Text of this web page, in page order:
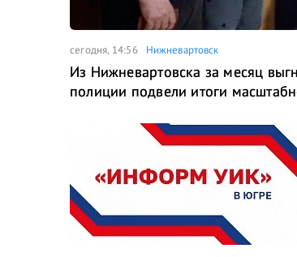
сегодня, 14:56 Нижневартовск
Из Нижневартовска за месяц
полиции подвели итоги